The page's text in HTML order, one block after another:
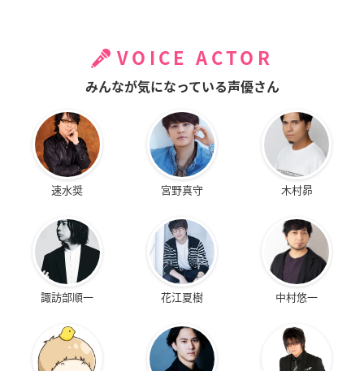
VOICE ACTOR
みんなが気になっている声優さん
速水奨 宮野真守 木村昴
諏訪部順一 花江夏樹 中村悠一